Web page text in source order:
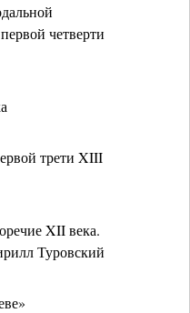
четверти
трети XIII
XII века.
Туровский